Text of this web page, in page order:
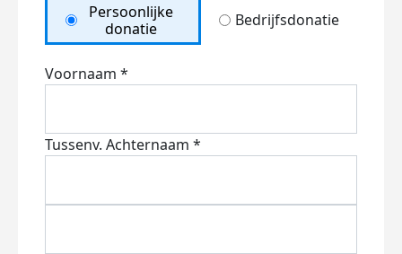
Persoonlijke
donatie
Bedrijfsdonatie
Voornaam *
Tussenv. Achternaam *